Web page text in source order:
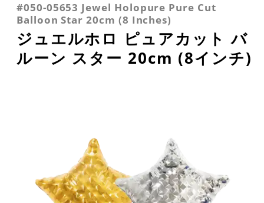
#050-05653 Jewel Holopure Pure Cut
Balloon Star 20cm (8 Inches)
ジュエルホロ ピュアカット バ
ルーン スター 20cm (8インチ)